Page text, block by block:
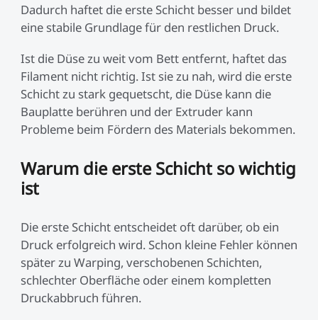
Keyboard-Kit
Neu
Bauplatte für HALOT-
UW-03
Alle anzeigen
Dadurch haftet die erste Schicht besser und bildet
eine stabile Grundlage für den restlichen Druck.
Ist die Düse zu weit vom Bett entfernt, haftet das
Filament nicht richtig. Ist sie zu nah, wird die erste
Schicht zu stark gequetscht, die Düse kann die
Bauplatte berühren und der Extruder kann
Probleme beim Fördern des Materials bekommen.
Warum die erste Schicht so wichtig
ist
Die erste Schicht entscheidet oft darüber, ob ein
Druck erfolgreich wird. Schon kleine Fehler können
später zu Warping, verschobenen Schichten,
schlechter Oberfläche oder einem kompletten
Druckabbruch führen.